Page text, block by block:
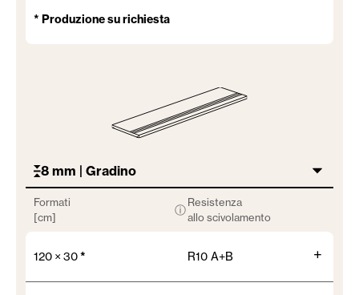
* Produzione su richiesta
8 mm | Gradino
Formati
[cm]
Resistenza
allo scivolamento
ⓘ
120 × 30* R10 A+B +